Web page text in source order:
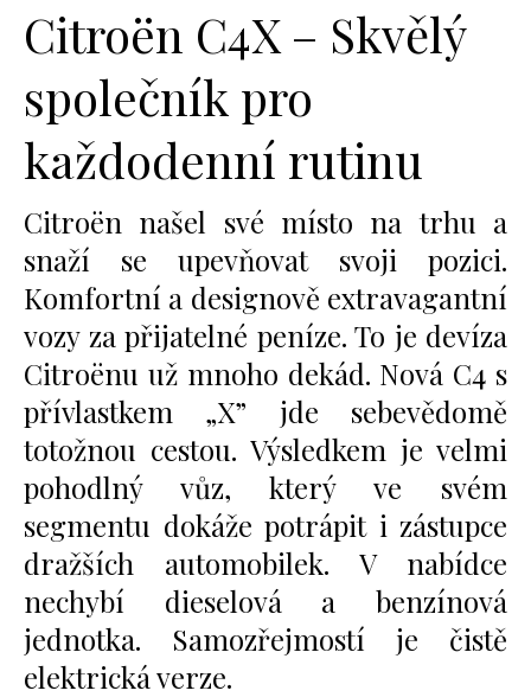
Citroën C4X – Skvělý
společník pro
každodenní rutinu
Citroën našel své místo na trhu a
snaží se upevňovat svoji pozici.
Komfortní a designově extravagantní
vozy za přijatelné peníze. To je devíza
Citroënu už mnoho dekád. Nová C4 s
přívlastkem „X” jde sebevědomě
totožnou cestou. Výsledkem je velmi
pohodlný vůz, který ve svém
segmentu dokáže potrápit i zástupce
dražších automobilek. V nabídce
nechybí dieselová a benzínová
jednotka. Samozřejmostí je čistě
elektrická verze.